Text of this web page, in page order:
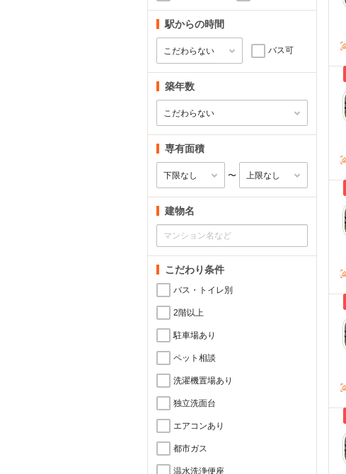
駅からの時間
バス可
築年数
専有面積
〜
建物名
こだわり条件
バス・トイレ別
2階以上
駐車場あり
ペット相談
洗濯機置場あり
独立洗面台
エアコンあり
都市ガス
温水洗浄便座